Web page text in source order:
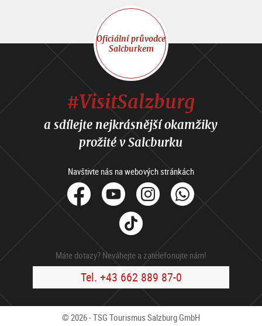
Oficiální průvodce
Salcburkem
#VisitSalzburg
a sdílejte nejkrásnější okamžiky
prožité v Salcburku
Navštivte nás na webových stránkách
facebook
YoutubeInstagram
Tik
Tok
Máte dotazy? Neváhejte a zatelefonujte nám!
Tel. +43 662 889 87-0
© 2026 - TSG Tourismus Salzburg GmbH